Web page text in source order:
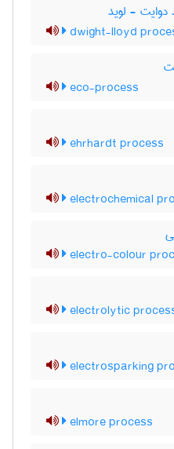
دوایت - لوید
dwight-lloyd
eco-process
ehrhardt process
electrochemical
electro-colour
electrolytic
electrosparking
elmore process